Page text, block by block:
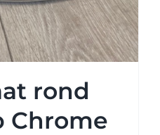
rond
Chrome